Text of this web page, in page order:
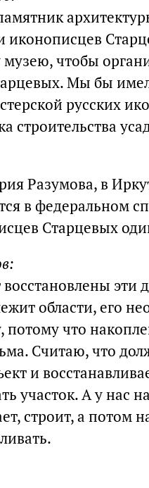
иконописцев
чтобы
Мы бы
русских
строительства
Разумова, в
в федеральном
Старцевых
эти
области, его
что
Считаю, что
и
участок. А у нас
строит, а потом